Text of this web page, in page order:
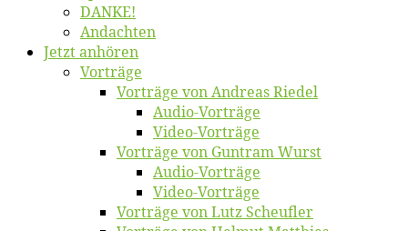
DANKE!
An­dach­ten
Jetzt an­hö­ren
Vor­trä­ge
Vor­trä­ge von An­dre­as Riedel
Au­dio-Vor­trä­ge
Vi­deo-Vor­trä­ge
Vor­trä­ge von Gun­tram Wurst
Au­dio-Vor­trä­ge
Vi­deo-Vor­trä­ge
Vor­trä­ge von Lutz Scheufler